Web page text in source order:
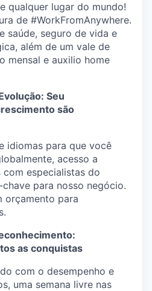
qualquer lugar do mundo!
de #WorkFromAnywhere.
saúde, seguro de vida e
além de um vale de
mensal e auxilio home
Seu
são
idiomas para que você
acesso a
especialistas do
para nosso negócio.
orçamento para
as conquistas
com o desempenho e
uma semana livre nas